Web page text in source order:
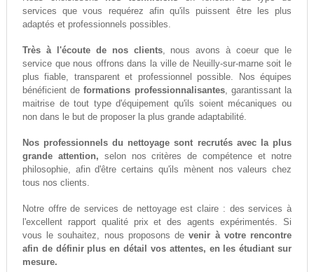
services que vous requérez afin qu'ils puissent être les plus
adaptés et professionnels possibles.
Très à l'écoute de nos clients, nous avons à coeur que le
service que nous offrons dans la ville de Neuilly-sur-marne soit le
plus fiable, transparent et professionnel possible. Nos équipes
bénéficient deformations professionnalisantes, garantissant la
maitrise de tout type d'équipement qu'ils soient mécaniques ou
non dans le but de proposer la plus grande adaptabilité.
Nos professionnels du nettoyage sont recrutés avec la plus
grande attention, selon nos critères de compétence et notre
philosophie, afin d'être certains qu'ils mènent nos valeurs chez
tous nos clients.
Notre offre de services de nettoyage est claire : des services à
l'excellent rapport qualité prix et des agents expérimentés. Si
vous le souhaitez, nous proposons devenir à votre rencontre
afin de définir plus en détail vos attentes, en les étudiant sur
mesure.